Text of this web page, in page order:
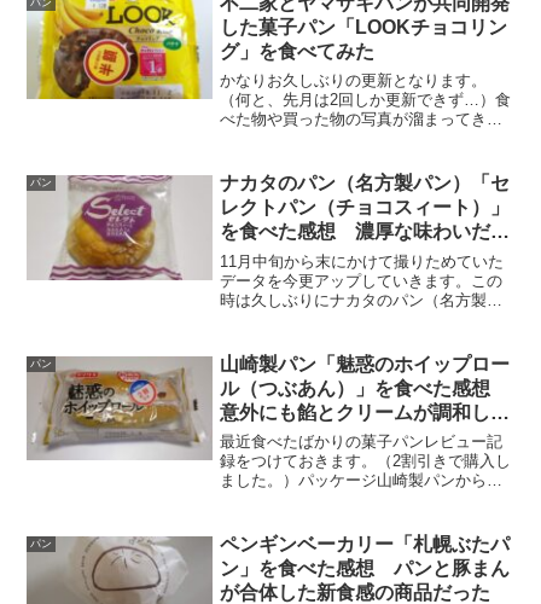
なくて「カスタードクリー...
パン
した菓子パン「LOOKチョコリン
グ」を食べてみた
かなりお久しぶりの更新となります。
（何と、先月は2回しか更新できず…）食
べた物や買った物の写真が溜まってきて
菓子パンを載せておきます。不二家とヤ
マザキパンが共同開発した...
パン
ナカタのパン（名方製パン）「セ
レクトパン（チョコスィート）」
を食べた感想 濃厚な味わいだっ
た
11月中旬から末にかけて撮りためていた
データを今更アップしていきます。この
時は久しぶりにナカタのパン（名方製パ
レクトパン（チョコスィート）」です。
スイートパン＝メロンパ...
パン
山崎製パン「魅惑のホイップロー
ル（つぶあん）」を食べた感想
意外にも餡とクリームが調和して
いた
最近食べたばかりの菓子パンレビュー記
録をつけておきます。（2割引きで購入し
ました。）パッケージ山崎製パンから新
＋ミルク風味ホイップ＋つぶあんという
組み合わせです。ホイッ...
パン
ペンギンベーカリー「札幌ぶたパ
ン」を食べた感想 パンと豚まん
が合体した新食感の商品だった